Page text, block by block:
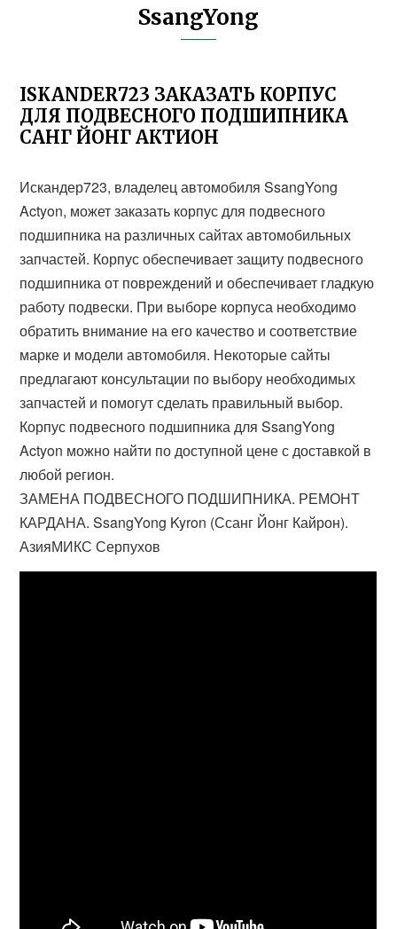
SsangYong
ISKANDER723 ЗАКАЗАТЬ КОРПУС
ДЛЯ ПОДВЕСНОГО ПОДШИПНИКА
САНГ ЙОНГ АКТИОН
Искандер723, владелец автомобиля SsangYong
Actyon, может заказать корпус для подвесного
подшипника на различных сайтах автомобильных
запчастей. Корпус обеспечивает защиту подвесного
подшипника от повреждений и обеспечивает гладкую
работу подвески. При выборе корпуса необходимо
обратить внимание на его качество и соответствие
марке и модели автомобиля. Некоторые сайты
предлагают консультации по выбору необходимых
запчастей и помогут сделать правильный выбор.
Корпус подвесного подшипника для SsangYong
Actyon можно найти по доступной цене с доставкой в
любой регион.
ЗАМЕНА ПОДВЕСНОГО ПОДШИПНИКА. РЕМОНТ
КАРДАНА. SsangYong Kyron (Ссанг Йонг Кайрон).
АзияМИКС Серпухов